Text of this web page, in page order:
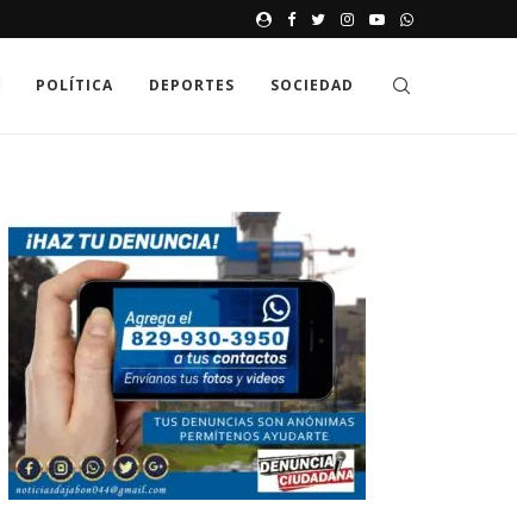
CASINO ONLINE NON AAMS:
POLÍTICA DEPORTES SOCIEDAD